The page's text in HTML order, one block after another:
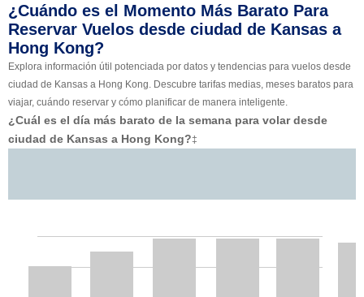
¿Cuándo es el Momento Más Barato Para
Reservar Vuelos desde ciudad de Kansas a
Hong Kong?
Explora información útil potenciada por datos y tendencias para vuelos desde
ciudad de Kansas a Hong Kong. Descubre tarifas medias, meses baratos para
viajar, cuándo reservar y cómo planificar de manera inteligente.
¿Cuál es el día más barato de la semana para volar desde
ciudad de Kansas a Hong Kong?‡